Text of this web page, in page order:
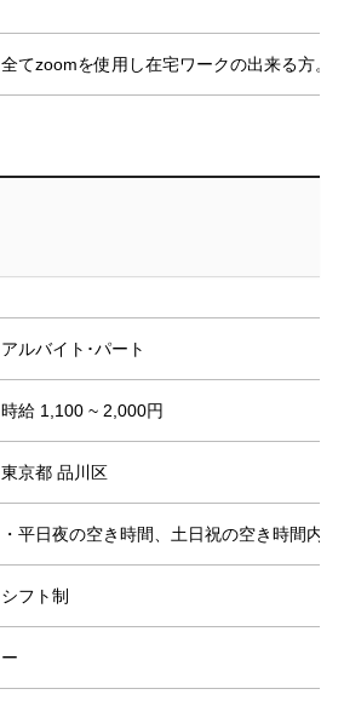
全てzoomを使用し在宅ワークの出来る方。
アルバイト･パート
時給 1,100 ~ 2,000円
東京都 品川区
・平日夜の空き時間、土日祝の空き時間内
シフト制
ー